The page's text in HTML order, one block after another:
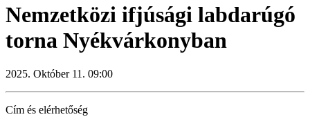
Nemzetközi ifjúsági labdarúgó
torna Nyékvárkonyban
2025. Október 11. 09:00
Cím és elérhetőség